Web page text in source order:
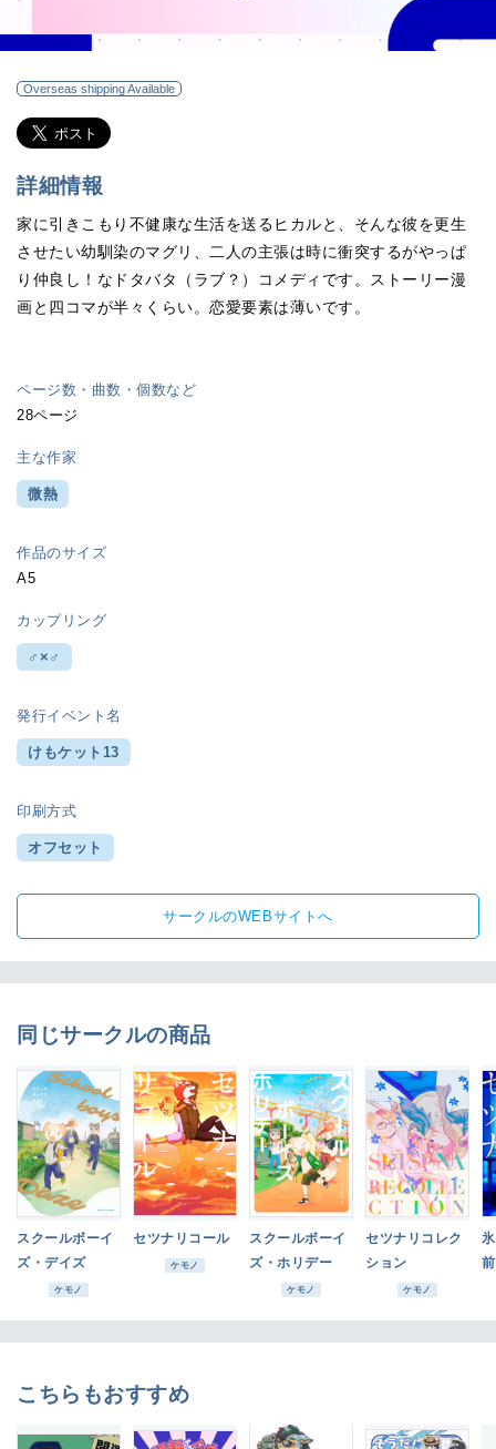
Overseas shipping Available
詳細情報
家に引きこもり不健康な生活を送るヒカルと、そんな彼を更生
させたい幼馴染のマグリ、二人の主張は時に衝突するがやっぱ
り仲良し！なドタバタ（ラブ？）コメディです。ストーリー漫
画と四コマが半々くらい。恋愛要素は薄いです。
ページ数・曲数・個数など
28ページ
主な作家
微熱
作品のサイズ
A5
カップリング
♂×♂
発行イベント名
けもケット13
印刷方式
オフセット
サークルのWEBサイトへ
同じサークルの商品
スクールボーイ
ズ・デイズ
ケモノ
セツナリコール
ケモノ
スクールボーイ
ズ・ホリデー
ケモノ
セツナリコレク
ション
ケモノ
こちらもおすすめ